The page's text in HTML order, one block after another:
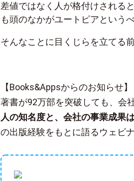
差値ではなく人が格付けされる
も頭のなかがユートピアという
そんなことに目くじらを立てる
【Books&Appsからのお知らせ】
著書が92万部を突破しても、会
人の知名度と、会社の事業成果
の出版経験をもとに語るウェビ